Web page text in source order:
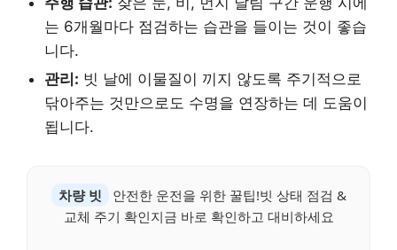
는 6개월마다 점검하는 습관을 들이는 것이 좋습
니다.
관리: 빗 날에 이물질이 끼지 않도록 주기적으로
닦아주는 것만으로도 수명을 연장하는 데 도움이
됩니다.
차량 빗
안전한 운전을 위한 꿀팁!빗 상태 점검 &
교체 주기 확인지금 바로 확인하고 대비하세요